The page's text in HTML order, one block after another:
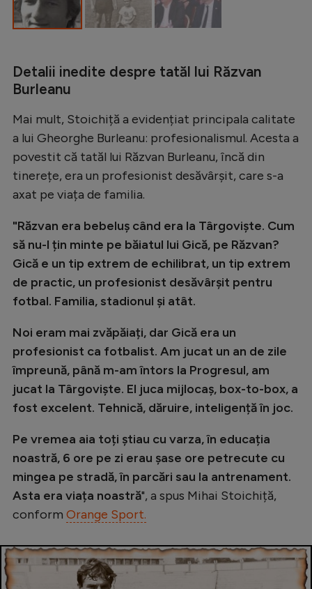
Detalii inedite despre tatăl lui Răzvan
Burleanu
Mai mult, Stoichiță a evidențiat principala calitate
a lui Gheorghe Burleanu: profesionalismul. Acesta a
povestit că tatăl lui Răzvan Burleanu, încă din
tinerețe, era un profesionist desăvârșit, care s-a
axat pe viața de familia.
"Răzvan era bebeluș când era la Târgoviște. Cum
să nu-l țin minte pe băiatul lui Gică, pe Răzvan?
Gică e un tip extrem de echilibrat, un tip extrem
de practic, un profesionist desăvârșit pentru
fotbal. Familia, stadionul și atât.
Noi eram mai zvăpăiați, dar Gică era un
profesionist ca fotbalist. Am jucat un an de zile
împreună, până m-am întors la Progresul, am
jucat la Târgoviște. El juca mijlocaș, box-to-box, a
fost excelent. Tehnică, dăruire, inteligență în joc.
Pe vremea aia toți știau cu varza, în educația
noastră, 6 ore pe zi erau șase ore petrecute cu
mingea pe stradă, în parcări sau la antrenament.
Asta era viața noastră", a spus Mihai Stoichiță,
conform Orange Sport.